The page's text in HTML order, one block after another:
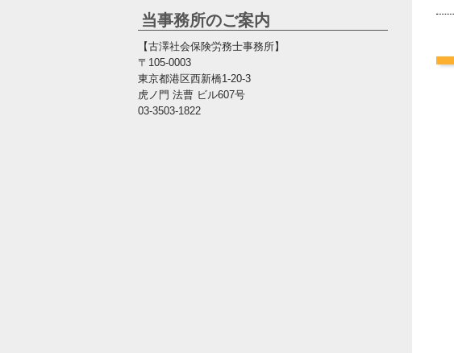
当事務所のご案内
【古澤社会保険労務士事務所】
〒105-0003
東京都港区西新橋1-20-3
虎ノ門 法曹 ビル607号
03-3503-1822